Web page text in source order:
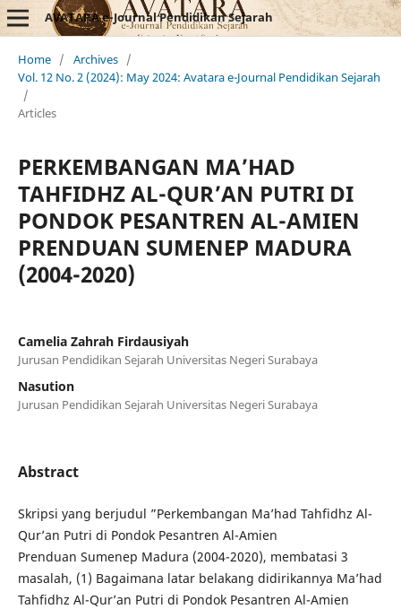
AVATARA e-Journal Pendidikan Sejarah
Home / Archives /
Vol. 12 No. 2 (2024): May 2024: Avatara e-Journal Pendidikan Sejarah
/
Articles
PERKEMBANGAN MA’HAD
TAHFIDHZ AL-QUR’AN PUTRI DI
PONDOK PESANTREN AL-AMIEN
PRENDUAN SUMENEP MADURA
(2004-2020)
Camelia Zahrah Firdausiyah
Jurusan Pendidikan Sejarah Universitas Negeri Surabaya
Nasution
Jurusan Pendidikan Sejarah Universitas Negeri Surabaya
Abstract
Skripsi yang berjudul ”Perkembangan Ma’had Tahfidhz Al-
Qur’an Putri di Pondok Pesantren Al-Amien
Prenduan Sumenep Madura (2004-2020), membatasi 3
masalah, (1) Bagaimana latar belakang didirikannya Ma’had
Tahfidhz Al-Qur’an Putri di Pondok Pesantren Al-Amien